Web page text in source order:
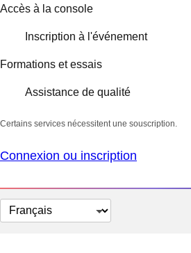
Accès à la console
Inscription à l'événement
Formations et essais
Assistance de qualité
Certains services nécessitent une souscription.
Connexion ou inscription
Changer
la